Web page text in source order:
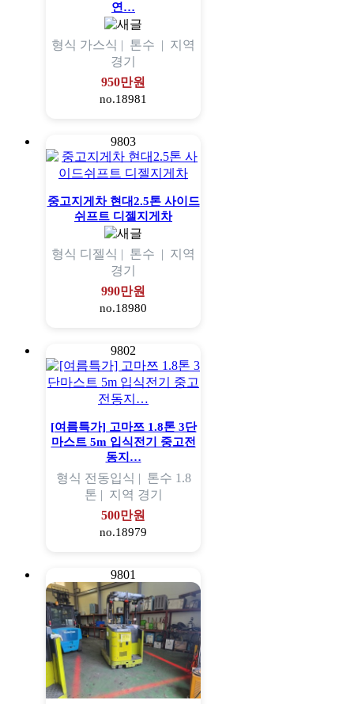
연…
형식 가스식 | 톤수 | 지역
경기
950만원
no.18981
9803
중고지게차 현대2.5톤 사이드
쉬프트 디젤지게차
형식 디젤식 | 톤수 | 지역
경기
990만원
no.18980
9802
[여름특가] 고마쯔 1.8톤 3단
마스트 5m 입식전기 중고전
동지…
형식 전동입식 | 톤수 1.8
톤 | 지역 경기
500만원
no.18979
9801